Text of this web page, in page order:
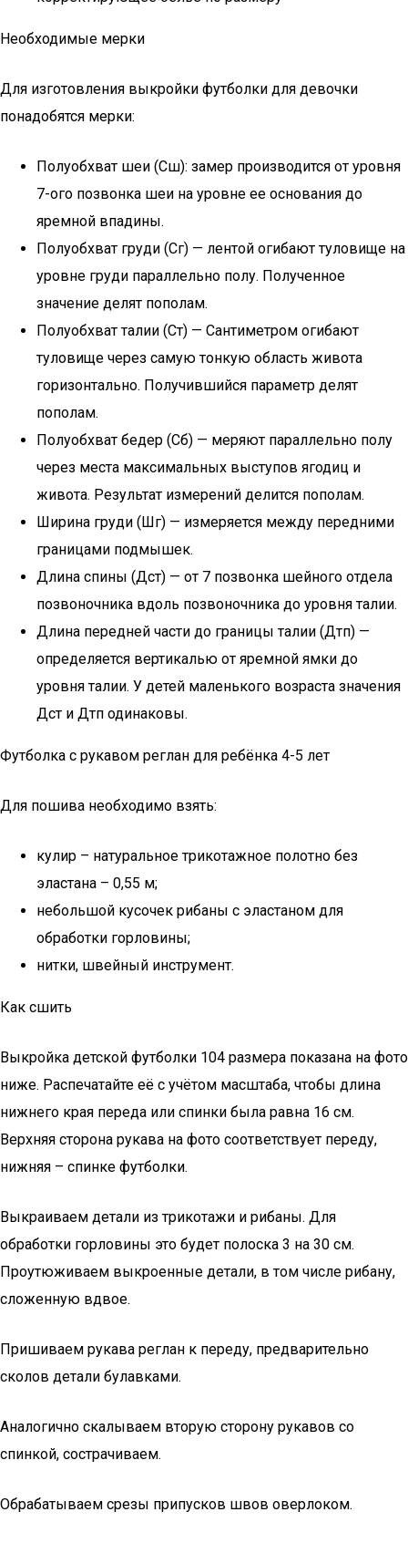
Необходимые мерки
Для изготовления выкройки футболки для девочки
понадобятся мерки:
Полуобхват шеи (Сш): замер производится от уровня
7-ого позвонка шеи на уровне ее основания до
яремной впадины.
Полуобхват груди (Сг) — лентой огибают туловище на
уровне груди параллельно полу. Полученное
значение делят пополам.
Полуобхват талии (Ст) — Сантиметром огибают
туловище через самую тонкую область живота
горизонтально. Получившийся параметр делят
пополам.
Полуобхват бедер (Сб) — меряют параллельно полу
через места максимальных выступов ягодиц и
живота. Результат измерений делится пополам.
Ширина груди (Шг) — измеряется между передними
границами подмышек.
Длина спины (Дст) — от 7 позвонка шейного отдела
позвоночника вдоль позвоночника до уровня талии.
Длина передней части до границы талии (Дтп) —
определяется вертикалью от яремной ямки до
уровня талии. У детей маленького возраста значения
Дст и Дтп одинаковы.
Футболка с рукавом реглан для ребёнка 4-5 лет
Для пошива необходимо взять:
кулир – натуральное трикотажное полотно без
эластана – 0,55 м;
небольшой кусочек рибаны с эластаном для
обработки горловины;
нитки, швейный инструмент.
Как сшить
Выкройка детской футболки 104 размера показана на фото
ниже. Распечатайте её с учётом масштаба, чтобы длина
нижнего края переда или спинки была равна 16 см.
Верхняя сторона рукава на фото соответствует переду,
нижняя – спинке футболки.
Выкраиваем детали из трикотажи и рибаны. Для
обработки горловины это будет полоска 3 на 30 см.
Проутюживаем выкроенные детали, в том числе рибану,
сложенную вдвое.
Пришиваем рукава реглан к переду, предварительно
сколов детали булавками.
Аналогично скалываем вторую сторону рукавов со
спинкой, сострачиваем.
Обрабатываем срезы припусков швов оверлоком.